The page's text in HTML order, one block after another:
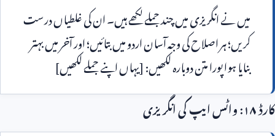
میں نے انگریزی میں چند جملے لکھے ہیں۔ ان کی غلطیاں درست
کریں؛ ہر اصلاح کی وجہ آسان اردو میں بتائیں؛ اور آخر میں بہتر
ہوا پورا متن دوبارہ لکھیں: [یہاں اپنے جملے لکھیں]